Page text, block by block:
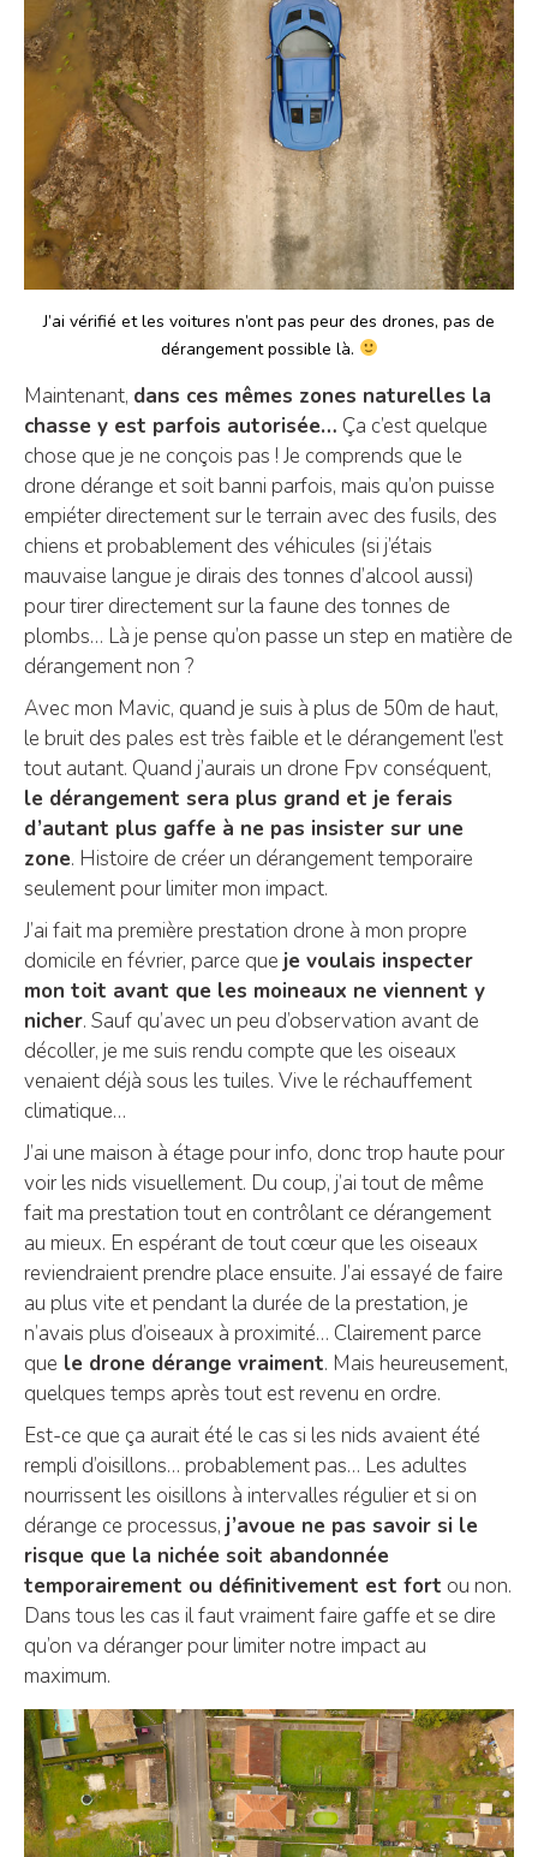
J’ai vérifié et les voitures n’ont pas peur des drones, pas de
dérangement possible là.
Maintenant, dans ces mêmes zones naturelles la
chasse y est parfois autorisée… Ça c’est quelque
chose que je ne conçois pas ! Je comprends que le
drone dérange et soit banni parfois, mais qu’on puisse
empiéter directement sur le terrain avec des fusils, des
chiens et probablement des véhicules (si j’étais
mauvaise langue je dirais des tonnes d’alcool aussi)
pour tirer directement sur la faune des tonnes de
plombs… Là je pense qu’on passe un step en matière de
dérangement non ?
Avec mon Mavic, quand je suis à plus de 50m de haut,
le bruit des pales est très faible et le dérangement l’est
tout autant. Quand j’aurais un drone Fpv conséquent,
le dérangement sera plus grand et je ferais
d’autant plus gaffe à ne pas insister sur une
zone. Histoire de créer un dérangement temporaire
seulement pour limiter mon impact.
J’ai fait ma première prestation drone à mon propre
domicile en février, parce que je voulais inspecter
mon toit avant que les moineaux ne viennent y
nicher. Sauf qu’avec un peu d’observation avant de
décoller, je me suis rendu compte que les oiseaux
venaient déjà sous les tuiles. Vive le réchauffement
climatique…
J’ai une maison à étage pour info, donc trop haute pour
voir les nids visuellement. Du coup, j’ai tout de même
fait ma prestation tout en contrôlant ce dérangement
au mieux. En espérant de tout cœur que les oiseaux
reviendraient prendre place ensuite. J’ai essayé de faire
au plus vite et pendant la durée de la prestation, je
n’avais plus d’oiseaux à proximité… Clairement parce
que le drone dérange vraiment. Mais heureusement,
quelques temps après tout est revenu en ordre.
Est-ce que ça aurait été le cas si les nids avaient été
rempli d’oisillons… probablement pas… Les adultes
nourrissent les oisillons à intervalles régulier et si on
dérange ce processus, j’avoue ne pas savoir si le
risque que la nichée soit abandonnée
temporairement ou définitivement est fort ou non.
Dans tous les cas il faut vraiment faire gaffe et se dire
qu’on va déranger pour limiter notre impact au
maximum.